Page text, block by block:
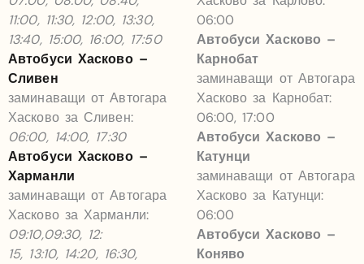
11:00, 11:30, 12:00, 13:30,
13:40, 15:00, 16:00, 17:50
Автобуси Хасково –
Сливен
заминаващи от Автогара
Хасково за Сливен:
06:00, 14:00, 17:30
Автобуси Хасково –
Харманли
заминаващи от Автогара
Хасково за Харманли:
09:10,09:30, 12:
15, 13:10, 14:20, 16:30,
06:00
Автобуси Хасково –
Карнобат
заминаващи от Автогара
Хасково за Карнобат:
06:00, 17:00
Автобуси Хасково –
Катунци
заминаващи от Автогара
Хасково за Катунци:
06:00
Автобуси Хасково –
Коняво